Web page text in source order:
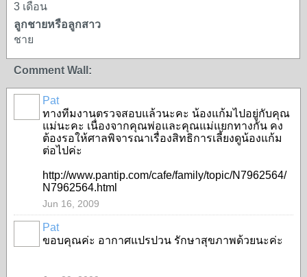
3 เดือน
ลูกชายหรือลูกสาว
ชาย
Comment Wall:
Pat
ทางทีมงานตรวจสอบแล้วนะคะ น้องแก้มไปอยู่กับคุณ
แม่นะคะ เนื่องจากคุณพ่อและคุณแม่แยกทางกัน คง
ต้องรอให้ศาลพิจารณาเรื่องสิทธิการเลี้ยงดูน้องแก้ม
ต่อไปค่ะ
http://www.pantip.com/cafe/family/topic/N7962564/
N7962564.html
Jun 16, 2009
Pat
ขอบคุณค่ะ อากาศแปรปวน รักษาสุขภาพด้วยนะค่ะ